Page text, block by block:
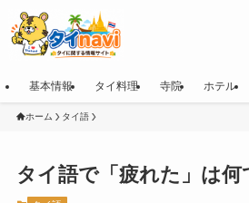
基本情報 タイ料理 寺院 ホテル
ホーム タイ語
タイ語で「疲れた」は何